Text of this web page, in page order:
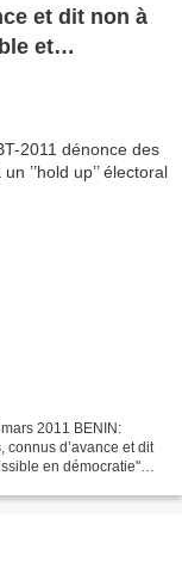
et dit non à
et
2011 BENIN:
connus d’avance et dit
en démocratie"